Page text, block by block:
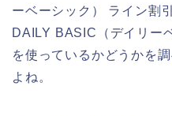
ーベーシック） ライン割
DAILY BASIC（デイリー
を使っているかどうかを
よね。